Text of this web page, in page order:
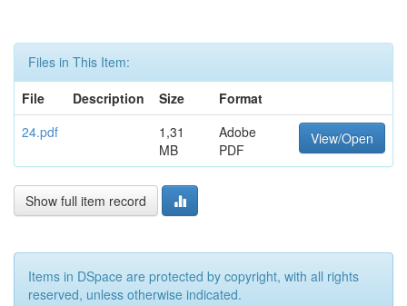
Files in This Item:
File
Description Size
Format
24.pdf
1,31
MB
Adobe
PDF
View/Open
Show full item record
Items in DSpace are protected by copyright, with all rights
reserved, unless otherwise indicated.